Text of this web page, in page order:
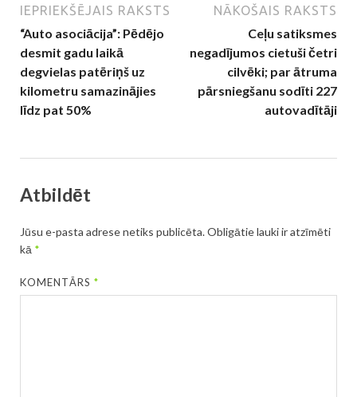
IEPRIEKŠĒJAIS RAKSTS
“Auto asociācija”: Pēdējo
desmit gadu laikā
degvielas patēriņš uz
kilometru samazinājies
līdz pat 50%
NĀKOŠAIS RAKSTS
Ceļu satiksmes
negadījumos cietuši četri
cilvēki; par ātruma
pārsniegšanu sodīti 227
autovadītāji
Atbildēt
Jūsu e-pasta adrese netiks publicēta.Obligātie lauki ir atzīmēti
kā *
KOMENTĀRS*